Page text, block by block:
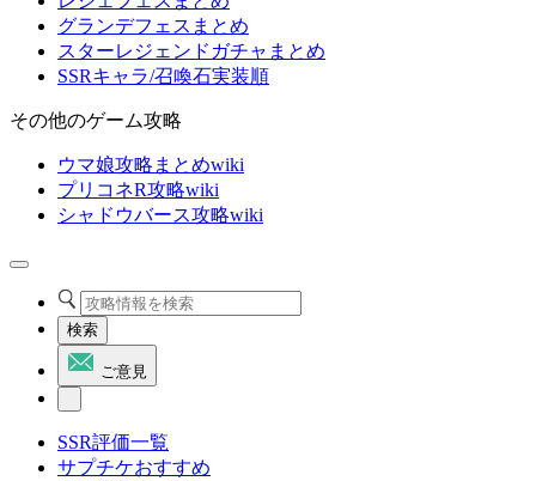
グランデフェスまとめ
スターレジェンドガチャまとめ
SSRキャラ/召喚石実装順
その他のゲーム攻略
ウマ娘攻略まとめwiki
プリコネR攻略wiki
シャドウバース攻略wiki
検索
ご意見
SSR評価一覧
サプチケおすすめ